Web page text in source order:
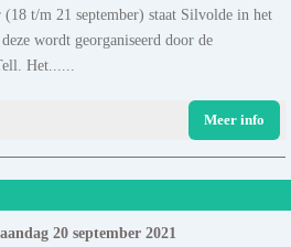
(18 t/m 21 september) staat Silvolde in het
wordt georganiseerd door de
Het......
Meer info
20 september 2021